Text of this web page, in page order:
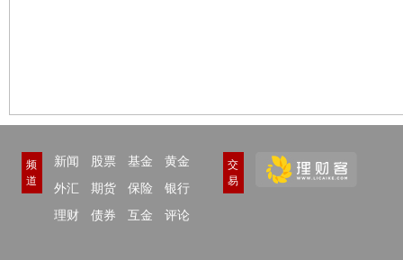
频
道
新闻 股票 基金
黄金
外汇
期货 保险
银行
理财
债券 互金 评论
交
易